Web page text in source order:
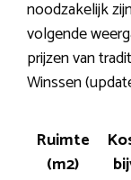
noodzakelijk
volgende
prijzen van
Winssen
Ruimte
(m2)